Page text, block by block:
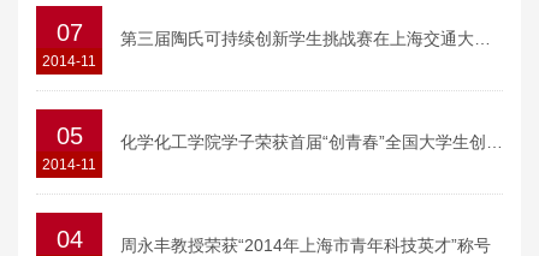
07
2014-11
05
2014-11
04 周永丰教授荣获“2014年上海市青年科技英才”称号